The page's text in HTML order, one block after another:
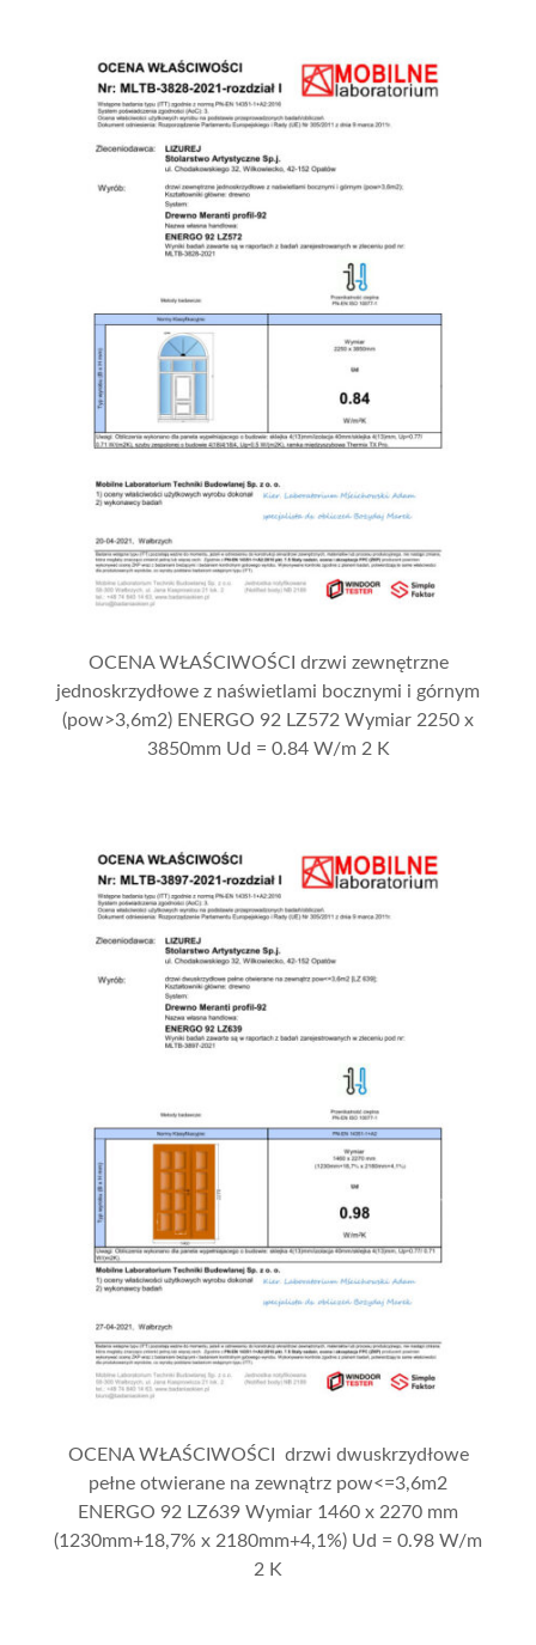
OCENA WŁAŚCIWOŚCI drzwi zewnętrzne
jednoskrzydłowe z naświetlami bocznymi i górnym
(pow>3,6m2) ENERGO 92 LZ572 Wymiar 2250 x
3850mm Ud = 0.84 W/m 2 K
OCENA WŁAŚCIWOŚCI drzwi dwuskrzydłowe
pełne otwierane na zewnątrz pow<=3,6m2
ENERGO 92 LZ639 Wymiar 1460 x 2270 mm
(1230mm+18,7% x 2180mm+4,1%) Ud = 0.98 W/m
2 K